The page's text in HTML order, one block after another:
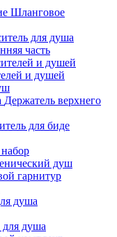
Шланговое
для душа
часть
и душей
Держатель верхнего
для биде
душ
гарнитур
душа
душа